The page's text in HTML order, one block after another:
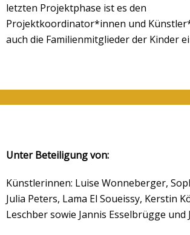
letzten Projektphase ist es den
Projektkoordinator*innen und
auch die Familienmitglieder der Kinder
Unter Beteiligung von:
Künstlerinnen: Luise Wonneberger,
Julia Peters, Lama El Soueissy, Kerstin
Leschber sowie Jannis Esselbrügge und